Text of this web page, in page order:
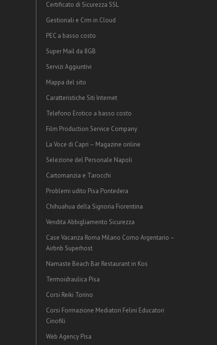
Certificato di Sicurezza SSL
Gestionali e Crm in Cloud
PEC a basso costo
Super Mail da 8GB
Servizi Aggiuntivi
Mappa del sito
Caratteristiche Siti Internet
Telefono Erotico a basso costo
Film Production Service Company
La Voce di Capri – Magazine online
Selezione del Personale Napoli
Cartomanzia e Tarocchi
Problemi udito Pisa Pontedera
Chihuahua della Signoria Fiorentina
Vendita Abbigliamento Sicurezza
Case Vacanza Roma Milano Como Argentario –
Airbnb Superhost
Namaste Beach Bar Restaurant in Kos
Termoidraulica Pisa
Corsi Reiki Torino
Corsi Formazione Mediatori Felini Educatori
Cinofili
Web Agency Pisa